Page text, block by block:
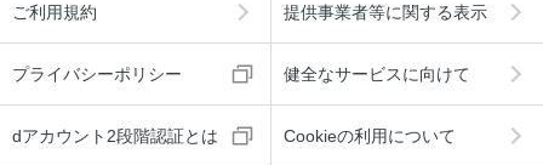
ご利用規約 提供事業者等に関する表示
プライバシーポリシー 健全なサービスに向けて
dアカウント2段階認証とは Cookieの利用について